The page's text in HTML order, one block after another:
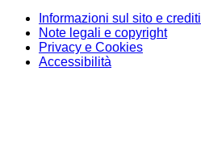
Informazioni sul sito e crediti
Note legali e copyright
Privacy e Cookies
Accessibilità